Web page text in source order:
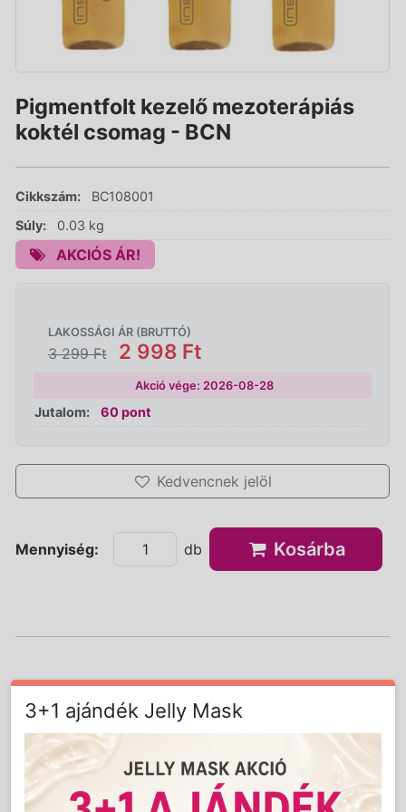
Pigmentfolt kezelő mezoterápiás
koktél csomag - BCN
Cikkszám:
BC108001
Súly:
0.03 kg
AKCIÓS ÁR!
LAKOSSÁGI ÁR (BRUTTÓ)
3 299 Ft 2 998 Ft
Akció vége: 2026-08-28
Jutalom: 60 pont
Kedvencnek jelöl
Mennyiség: db Kosárba
Részletes Leírás
Bőrünk öregedését 80%-ban azt azt érő UV
terhelés a felelős. A bőrt károsító sugárzás
nem csak a bőr kiszáradásához,
3+1 ajándék Jelly Mask